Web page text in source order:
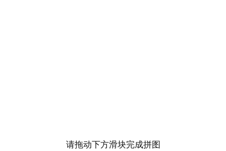
请拖动下方滑块完成拼图